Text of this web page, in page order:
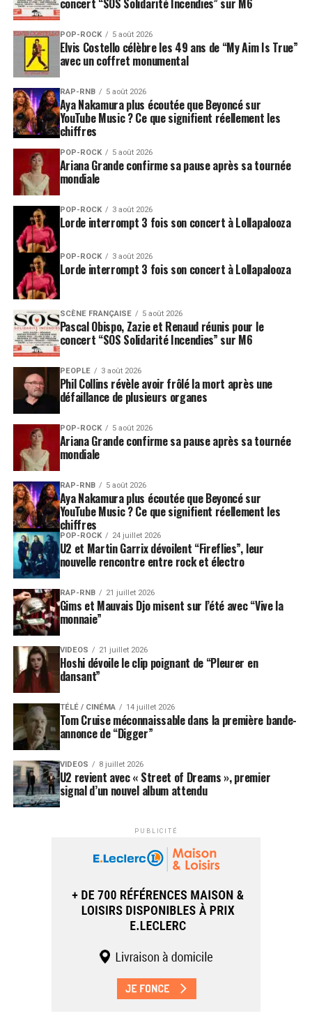
concert “SOS Solidarité Incendies” sur M6
POP-ROCK 5 août 2026
Elvis Costello célèbre les 49 ans de “My Aim Is True”
avec un coffret monumental
RAP-RNB 5 août 2026
Aya Nakamura plus écoutée que Beyoncé sur
YouTube Music ? Ce que signifient réellement les
chiffres
POP-ROCK 5 août 2026
Ariana Grande confirme sa pause après sa tournée
mondiale
POP-ROCK 3 août 2026
Lorde interrompt 3 fois son concert à Lollapalooza
POP-ROCK 3 août 2026
Lorde interrompt 3 fois son concert à Lollapalooza
SCÈNE FRANÇAISE 5 août 2026
Pascal Obispo, Zazie et Renaud réunis pour le
concert “SOS Solidarité Incendies” sur M6
PEOPLE 3 août 2026
Phil Collins révèle avoir frôlé la mort après une
défaillance de plusieurs organes
POP-ROCK 5 août 2026
Ariana Grande confirme sa pause après sa tournée
mondiale
RAP-RNB 5 août 2026
Aya Nakamura plus écoutée que Beyoncé sur
YouTube Music ? Ce que signifient réellement les
chiffres
POP-ROCK 24 juillet 2026
U2 et Martin Garrix dévoilent “Fireflies”, leur
nouvelle rencontre entre rock et électro
RAP-RNB 21 juillet 2026
Gims et Mauvais Djo misent sur l’été avec “Vive la
monnaie”
VIDEOS 21 juillet 2026
Hoshi dévoile le clip poignant de “Pleurer en
dansant”
TÉLÉ / CINÉMA 14 juillet 2026
Tom Cruise méconnaissable dans la première bande-
annonce de “Digger”
VIDEOS 8 juillet 2026
U2 revient avec « Street of Dreams », premier
signal d’un nouvel album attendu
PUBLICITÉ